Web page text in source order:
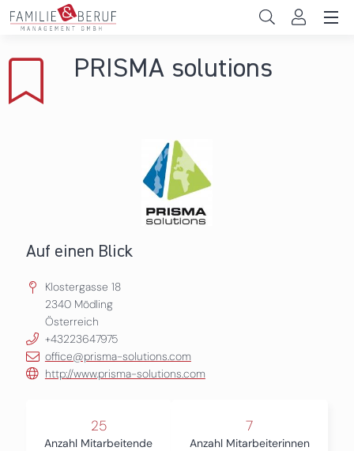
Direkt zum Inhalt
Gemeinden
PRISMA solutions
Auf einen Blick
Klostergasse 18
2340 Mödling
Österreich
+43223647975
office@prisma-solutions.com
http://www.prisma-solutions.com
25
Anzahl Mitarbeitende
7
Anzahl Mitarbeiterinnen